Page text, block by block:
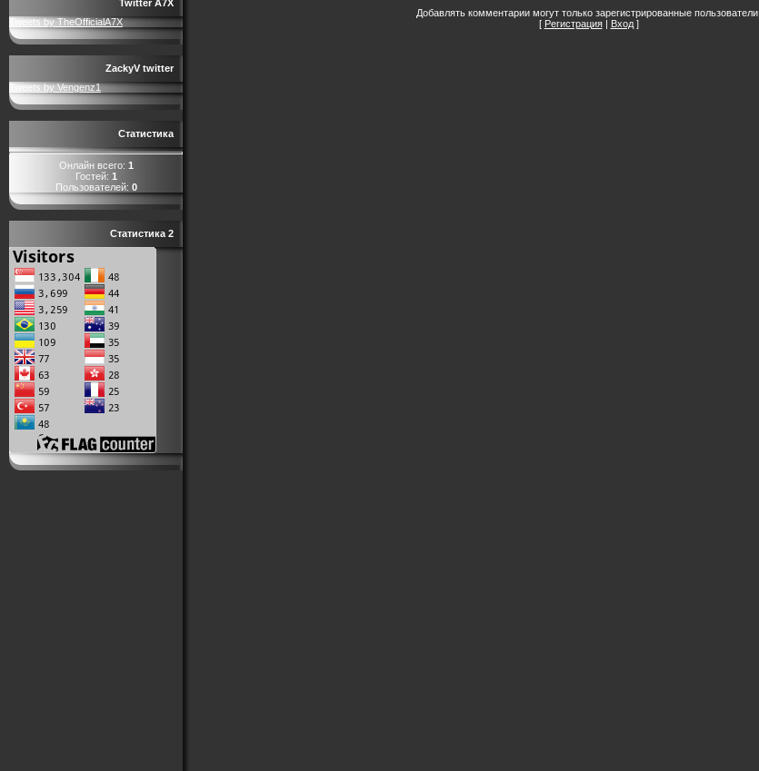
Twitter A7X
Tweets by TheOfficialA7X
ZackyV twitter
Tweets by Vengenz1
Статистика
Онлайн всего: 1
Гостей: 1
Пользователей: 0
Статистика 2
Добавлять комментарии могут только зарегистрированные пользователи.
[ Регистрация| Вход]